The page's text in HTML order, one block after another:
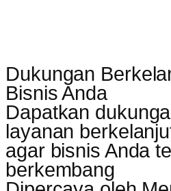
Dukungan
Bisnis Anda
Dapatkan
layanan
agar bisnis Anda
berkembang